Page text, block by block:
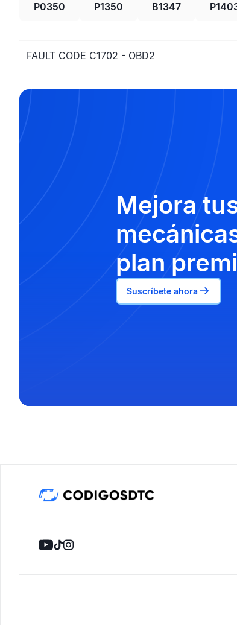
P0350 P1350 B1347
FAULT CODE C1702 - OBD2
Mejora
plan
Suscríbete ahora